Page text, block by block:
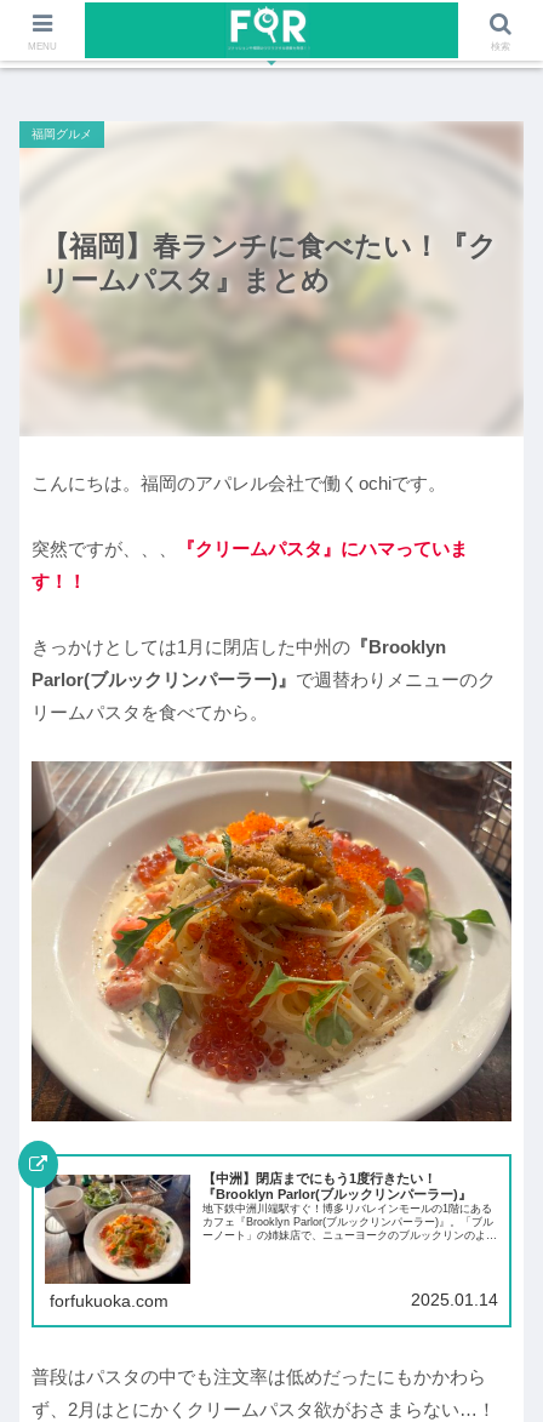
ファッションや福岡のワクワクする情報を発信！！
【福岡】春ランチに食べたい！『ク
リームパスタ』まとめ
福岡グルメ
こんにちは。福岡のアパレル会社で働くochiです。
突然ですが、、、
『クリームパスタ』にハマっていま
す！！
きっかけとしては1月に閉店した中州の 『Brooklyn
Parlor(ブルックリンパーラー)』 で週替わりメニューのク
リームパスタを食べてから。
【中洲】閉店までにもう1度行きたい！
『Brooklyn Parlor(ブルックリンパーラー)』
地下鉄中洲川端駅すぐ！博多リバレインモールの1階にある
カフェ『Brooklyn Parlor(ブルックリンパーラー)』。「ブル
ーノート」の姉妹店で、ニューヨークのブルックリンのよう
forfukuoka.com 2025.01.14
普段はパスタの中でも注文率は低めだったにもかかわら
ず、2月はとにかくクリームパスタ欲がおさまらない…！
MENU 検索